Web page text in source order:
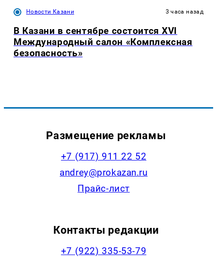
Новости Казани 3 часа назад
В Казани в сентябре состоится XVI
Международный салон «Комплексная
безопасность»
Размещение рекламы
+7 (917) 911 22 52
andrey@prokazan.ru
Прайс-лист
Контакты редакции
+7 (922) 335-53-79